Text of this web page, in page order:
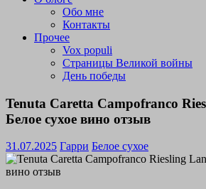
Обо мне
Контакты
Прочее
Vox populi
Страницы Великой войны
День победы
Tenuta Caretta Campofranco
Белое сухое вино отзыв
31.07.2025 Гарри Белое сухое